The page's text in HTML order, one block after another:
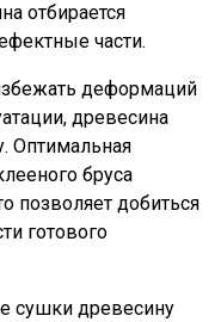
отбирается
части.
деформаций
древесина
Оптимальная
бруса
позволяет добиться
готового
сушки древесину